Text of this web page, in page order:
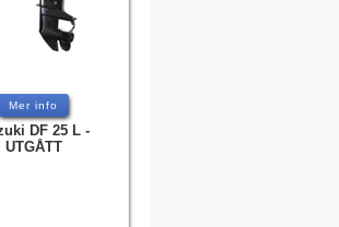
Mer info
DF 25 L -
UTGÅTT